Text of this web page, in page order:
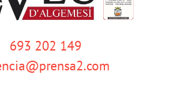
693 202 149